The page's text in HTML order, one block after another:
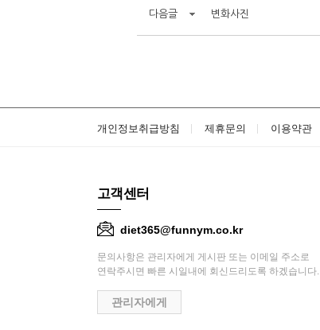
다음글 변화사진
개인정보취급방침 제휴문의 이용약관
고객센터
diet365@funnym.co.kr
문의사항은 관리자에게 게시판 또는 이메일 주소로
연락주시면 빠른 시일내에 회신드리도록 하겠습니다.
관리자에게